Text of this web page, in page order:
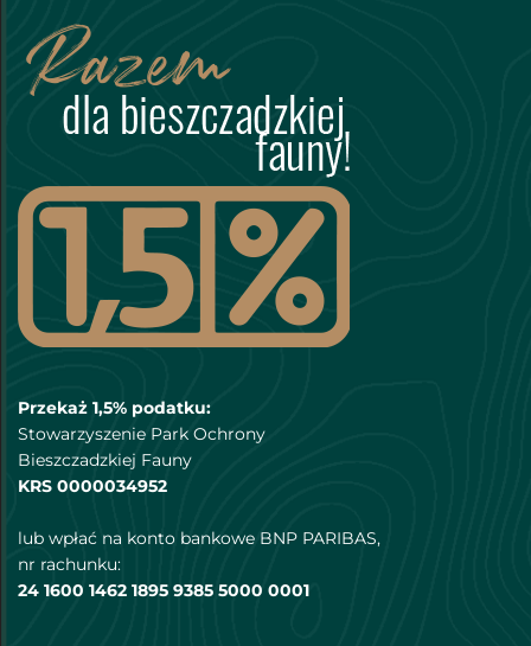
Przekaż 1,5% podatku:
Stowarzyszenie Park Ochrony
Bieszczadzkiej Fauny
KRS 0000034952
lub wpłać na konto bankowe BNP PARIBAS,
nr rachunku:
24 1600 1462 1895 9385 5000 0001